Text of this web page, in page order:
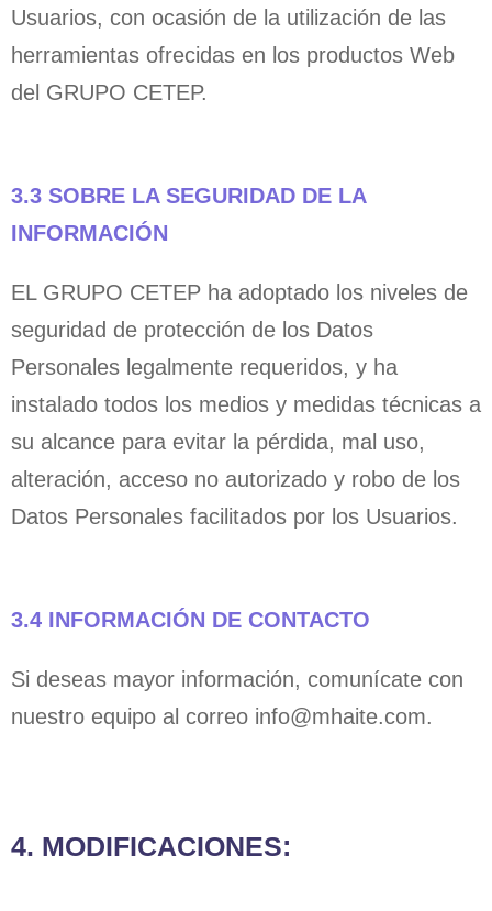
Usuarios, con ocasión de la utilización de las
herramientas ofrecidas en los productos Web
del GRUPO CETEP.
3.3 SOBRE LA SEGURIDAD DE LA
INFORMACIÓN
EL GRUPO CETEP ha adoptado los niveles de
seguridad de protección de los Datos
Personales legalmente requeridos, y ha
instalado todos los medios y medidas técnicas a
su alcance para evitar la pérdida, mal uso,
alteración, acceso no autorizado y robo de los
Datos Personales facilitados por los Usuarios.
3.4 INFORMACIÓN DE CONTACTO
Si deseas mayor información, comunícate con
nuestro equipo al correo info@mhaite.com.
4. MODIFICACIONES: